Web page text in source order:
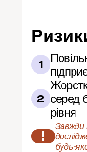
1
2 серед
рівня
!
Завжди
будь-